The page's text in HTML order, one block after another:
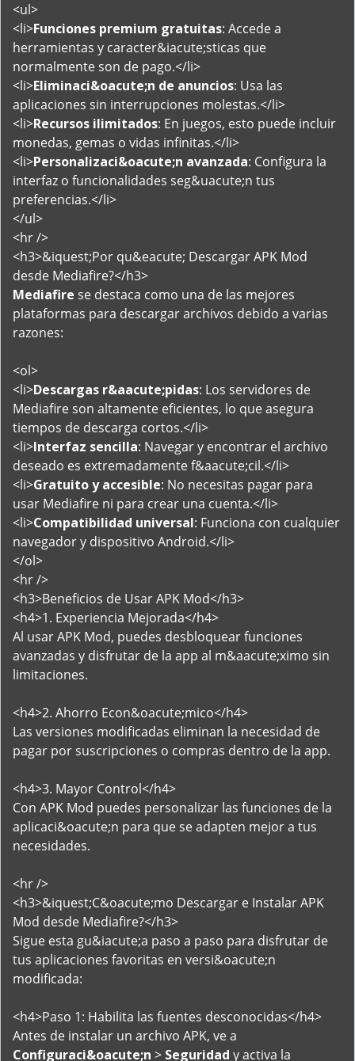
<ul>
<li>Funciones premium gratuitas: Accede a
herramientas y caracter&iacute;sticas que
normalmente son de pago.</li>
<li>Eliminaci&oacute;n de anuncios: Usa las
aplicaciones sin interrupciones molestas.</li>
<li>Recursos ilimitados: En juegos, esto puede incluir
monedas, gemas o vidas infinitas.</li>
<li>Personalizaci&oacute;n avanzada: Configura la
interfaz o funcionalidades seg&uacute;n tus
preferencias.</li>
</ul>
<hr />
<h3>&iquest;Por qu&eacute; Descargar APK Mod
desde Mediafire?</h3>
Mediafire se destaca como una de las mejores
plataformas para descargar archivos debido a varias
razones:
<ol>
<li>Descargas r&aacute;pidas: Los servidores de
Mediafire son altamente eficientes, lo que asegura
tiempos de descarga cortos.</li>
<li>Interfaz sencilla: Navegar y encontrar el archivo
deseado es extremadamente f&aacute;cil.</li>
<li>Gratuito y accesible: No necesitas pagar para
usar Mediafire ni para crear una cuenta.</li>
<li>Compatibilidad universal: Funciona con cualquier
navegador y dispositivo Android.</li>
</ol>
<hr />
<h3>Beneficios de Usar APK Mod</h3>
<h4>1. Experiencia Mejorada</h4>
Al usar APK Mod, puedes desbloquear funciones
avanzadas y disfrutar de la app al m&aacute;ximo sin
limitaciones.
<h4>2. Ahorro Econ&oacute;mico</h4>
Las versiones modificadas eliminan la necesidad de
pagar por suscripciones o compras dentro de la app.
<h4>3. Mayor Control</h4>
Con APK Mod puedes personalizar las funciones de la
aplicaci&oacute;n para que se adapten mejor a tus
necesidades.
<hr />
<h3>&iquest;C&oacute;mo Descargar e Instalar APK
Mod desde Mediafire?</h3>
Sigue esta gu&iacute;a paso a paso para disfrutar de
tus aplicaciones favoritas en versi&oacute;n
modificada:
<h4>Paso 1: Habilita las fuentes desconocidas</h4>
Antes de instalar un archivo APK, ve a
Configuraci&oacute;n > Seguridad y activa la